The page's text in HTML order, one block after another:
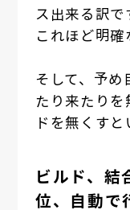
ス出来る訳
これほど明確
そして、予め
たり来たりを
ドを無くすと
ビルド、結
位、自動で